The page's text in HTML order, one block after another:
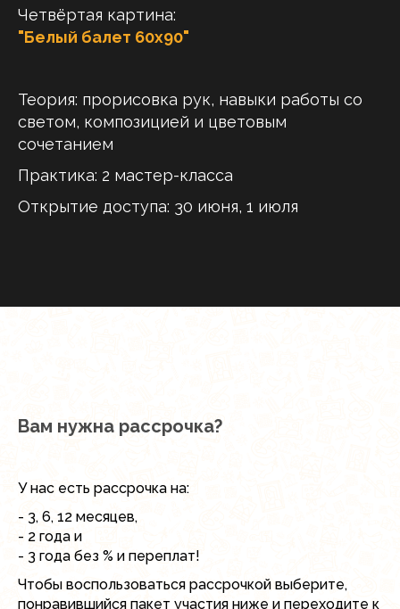
Четвёртая картина:
"Белый балет 60х90"
Теория: прорисовка рук, навыки работы со
светом, композицией и цветовым
сочетанием
Практика: 2 мастер-класса
Открытие доступа: 30 июня, 1 июля
Вам нужна рассрочка?
У нас есть рассрочка на:
- 3, 6, 12 месяцев,
- 2 года и
- 3 года без % и переплат!
Чтобы воспользоваться рассрочкой выберите,
понравившийся пакет участия ниже и переходите к